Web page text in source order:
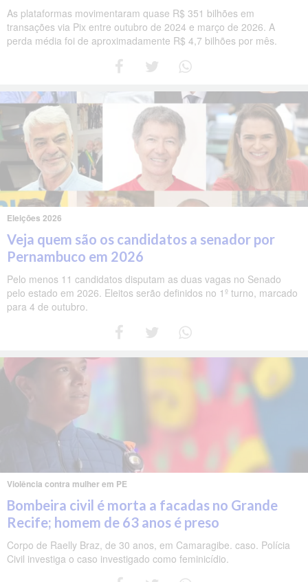
As plataformas movimentaram quase R$ 351 bilhões em
transações via Pix entre outubro de 2024 e março de 2026. A
perda média foi de aproximadamente R$ 4,7 bilhões por mês.
Eleições 2026
Veja quem são os candidatos a senador por
Pernambuco em 2026
Pelo menos 11 candidatos disputam as duas vagas no Senado
pelo estado em 2026. Eleitos serão definidos no 1º turno, marcado
para 4 de outubro.
Violência contra mulher em PE
Bombeira civil é morta a facadas no Grande
Recife; homem de 63 anos é preso
Corpo de Raelly Braz, de 30 anos, em Camaragibe. caso. Polícia
Civil investiga o caso investigado como feminicídio.